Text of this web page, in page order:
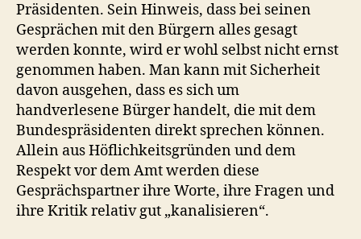
Präsidenten. Sein Hinweis, dass bei seinen
Gesprächen mit den Bürgern alles gesagt
werden konnte, wird er wohl selbst nicht ernst
genommen haben. Man kann mit Sicherheit
davon ausgehen, dass es sich um
handverlesene Bürger handelt, die mit dem
Bundespräsidenten direkt sprechen können.
Allein aus Höflichkeitsgründen und dem
Respekt vor dem Amt werden diese
Gesprächspartner ihre Worte, ihre Fragen und
ihre Kritik relativ gut „kanalisieren“.